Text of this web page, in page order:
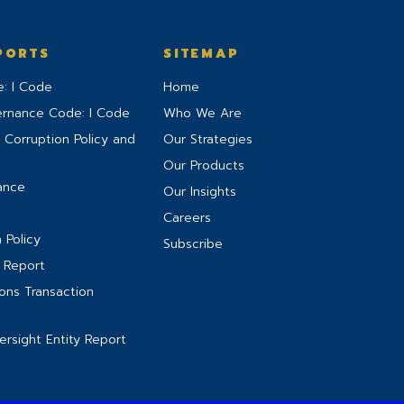
I Code
Code: I Code
Policy and
Transaction
Entity Report
SITEMAP
Home
Who We Are
Our Strategies
Our Products
Our Insights
Careers
Subscribe